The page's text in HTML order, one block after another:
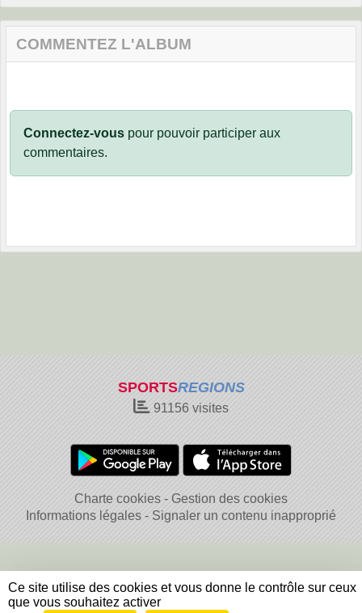
COMMENTEZ L'ALBUM
Connectez-vous pour pouvoir participer aux
commentaires.
SPORTSREGIONS
91156 visites
Charte cookies
Gestion des cookies
Informations légales
Signaler un contenu inapproprié
Ce site utilise des cookies et vous donne le contrôle sur ceux
que vous souhaitez activer